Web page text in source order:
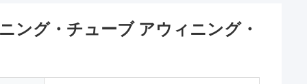
ング・チューブ アウィニング・